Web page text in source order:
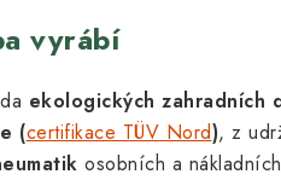
vyrábí
ekologických zahradních
(certifikace TÜV Nord), z
osobních a